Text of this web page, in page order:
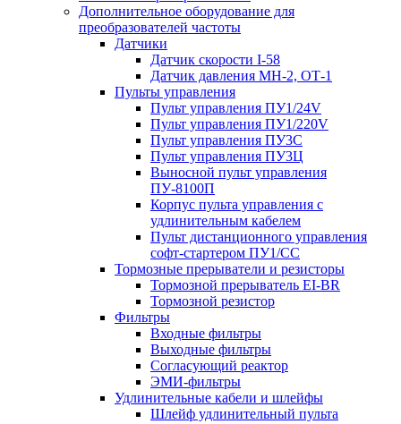
Дополнительное оборудование для
преобразователей частоты
Датчики
Датчик скорости I-58
Датчик давления МН-2, ОТ-1
Пульты управления
Пульт управления ПУ1/24V
Пульт управления ПУ1/220V
Пульт управления ПУ3С
Пульт управления ПУ3Ц
Выносной пульт управления
ПУ-8100П
Корпус пульта управления с
удлинительным кабелем
Пульт дистанционного управления
софт-стартером ПУ1/СС
Тормозные прерыватели и резисторы
Тормозной прерыватель EI-BR
Тормозной резистор
Фильтры
Входные фильтры
Выходные фильтры
Согласующий реактор
ЭМИ-фильтры
Удлинительные кабели и шлейфы
Шлейф удлинительный пульта